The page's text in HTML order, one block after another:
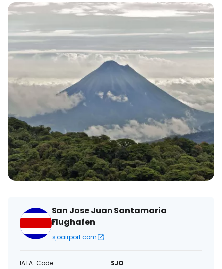
San Jose Juan Santamaria
Flughafen
sjoairport.com
IATA-Code
SJO
Weiter mit E-Mail